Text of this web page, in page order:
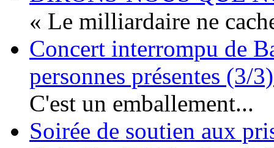
« Le milliardaire ne
Concert interrompu de
personnes présentes (3/
C'est un emballement...
Soirée de soutien aux